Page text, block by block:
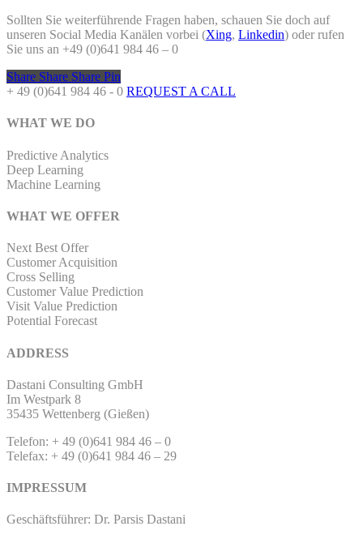
Sollten Sie weiterführende Fragen haben, schauen Sie doch auf
unseren Social Media Kanälen vorbei (Xing, Linkedin) oder rufen
Sie uns an +49 (0)641 984 46 – 0
Share Share Share Pin
+ 49 (0)641 984 46 - 0 REQUEST A CALL
WHAT WE DO
Predictive Analytics
Deep Learning
Machine Learning
WHAT WE OFFER
Next Best Offer
Customer Acquisition
Cross Selling
Customer Value Prediction
Visit Value Prediction
Potential Forecast
ADDRESS
Dastani Consulting GmbH
Im Westpark 8
35435 Wettenberg (Gießen)
Telefon: + 49 (0)641 984 46 – 0
Telefax: + 49 (0)641 984 46 – 29
IMPRESSUM
Geschäftsführer: Dr. Parsis Dastani